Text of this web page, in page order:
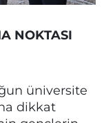
NOKTASI
üniversite
dikkat